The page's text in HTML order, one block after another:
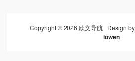
Copyright © 2026 欣文导航 Design by
iowen